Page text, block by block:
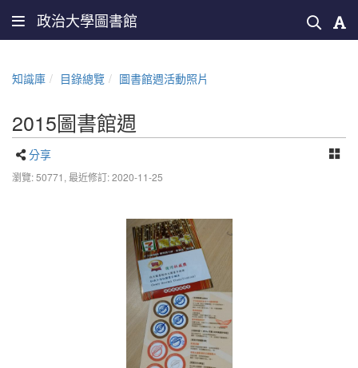
政治大學圖書館
知識庫 目錄總覽 圖書館週活動照片
2015圖書館週
分享
瀏覽: 50771, 最近修訂: 2020-11-25